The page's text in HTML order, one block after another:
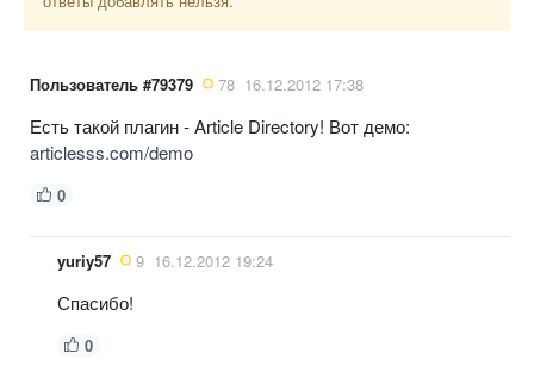
Пользователь #79379 78 16.12.2012 17:38
Есть такой плагин - Article Directory! Вот демо:
articlesss.com/demo
0
yuriy57 9 16.12.2012 19:24
Спасибо!
0